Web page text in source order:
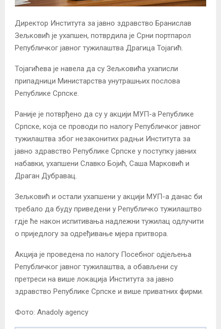
Директор Института за јавно здравство Бранислав
Зељковић је ухапшен, потврдила је Срни портпарол
Републичког јавног тужилаштва Драгица Тојагић.
Тојагићева је навела да су Зељковића ухаписли
припадници Министарства унутрашњих послова
Републике Српске.
Раније је потврђено да су у акцији МУП-а Републике
Српске, која се проводи по налогу Републичког јавног
тужилаштва због незаконитих радњи Института за
јавно здравство Републике Српске у поступку јавних
набавки, ухапшени Славко Бојић, Саша Марковић и
Драган Дубравац.
Зељковић и остали ухапшени у акцији МУП-а данас би
требало да буду приведени у Републичко тужилаштво
гдје ће након испитивања надлежни тужилац одлучити
о приједлогу за одређивање мјера притвора.
Акција је проведена по налогу Посебног одјељења
Републичког јавног тужилаштва, а обављени су
претреси на више локација Института за јавно
здравство Републике Српске и више приватних фирми.
Фото: Anadoly agency